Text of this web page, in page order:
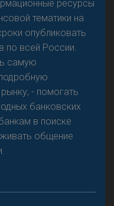
ресурсы
тематики на
опубликовать
по всей России.
самую
- помогать
банковских
в поиске
общение